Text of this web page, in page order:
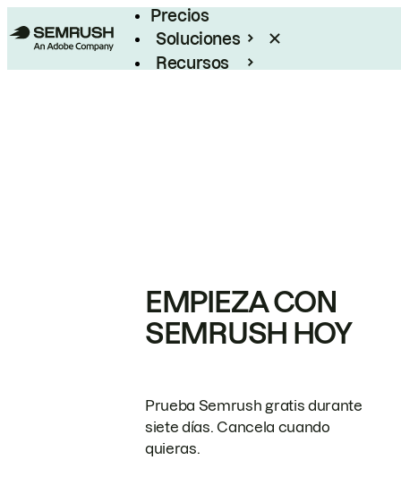
Precios
Soluciones
Recursos
EMPIEZA CON
SEMRUSH HOY
Prueba Semrush gratis durante
siete días. Cancela cuando
quieras.